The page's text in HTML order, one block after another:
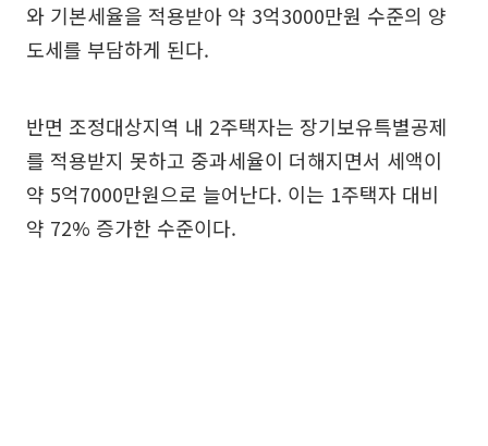
와 기본세율을 적용받아 약 3억3000만원 수준의 양
도세를 부담하게 된다.
반면 조정대상지역 내 2주택자는 장기보유특별공제
를 적용받지 못하고 중과세율이 더해지면서 세액이
약 5억7000만원으로 늘어난다. 이는 1주택자 대비
약 72% 증가한 수준이다.